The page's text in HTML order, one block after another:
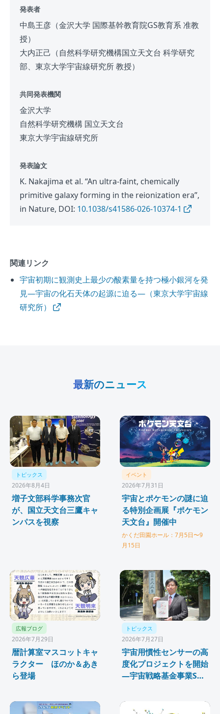
発表者
中島王彦（金沢大学 国際基幹教育院GS教育系 准教
授）
大内正己（自然科学研究機構国立天文台 科学研究
部、東京大学宇宙線研究所 教授）
共同発表機関
金沢大学
自然科学研究機構 国立天文台
東京大学宇宙線研究所
発表論文
K. Nakajima et al. “An ultra-faint, chemically
primitive galaxy forming in the reionization era”,
in Nature, DOI: 10.1038/s41586-026-10374-1
関連リンク
宇宙初期に観測史上最少の酸素量を持つ極小銀河を発
見―宇宙の化石天体の起源に迫る―（東京大学宇宙線
研究所）
最新のニュース
トピックス
2026年8月4日
増子文部科学事務次官
が、国立天文台三鷹キャ
ンパスを視察
イベント
2026年7月31日
宇宙とポケモンの謎に迫
る特別企画展『ポケモン
天文台』開催中
かくだ田園ホール：7月5日〜9
月15日
広報ブログ
2026年7月29日
暦計算室マスコットキャ
ラクター ほのか＆あき
ら登場
トピックス
2026年7月27日
宇宙用慣性センサーの高
度化プロジェクトを開始
—宇宙戦略基金事業SX
ARK」に採択